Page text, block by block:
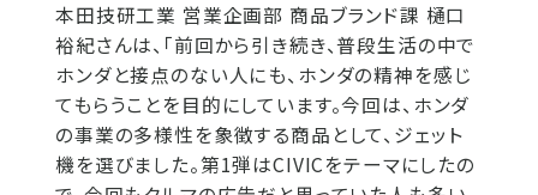
本田技研工業 営業企画部 商品ブランド課 樋口
裕紀さんは、「前回から引き続き、普段生活の中で
ホンダと接点のない人にも、ホンダの精神を感じ
てもらうことを目的にしています。今回は、ホンダ
の事業の多様性を象徴する商品として、ジェット
機を選びました。第1弾はCIVICをテーマにしたの